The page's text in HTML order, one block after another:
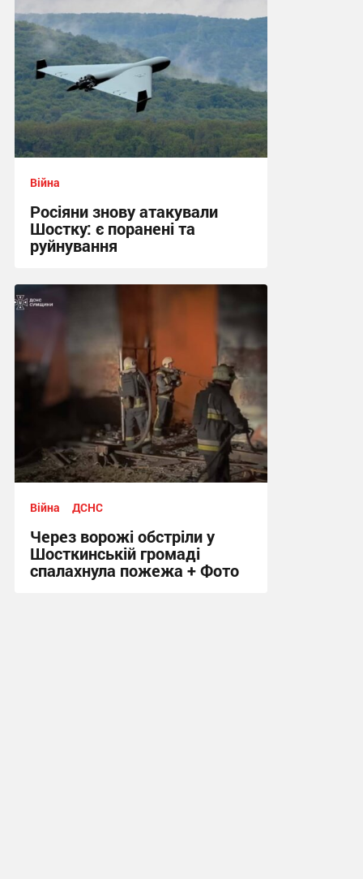
Війна
Росіяни знову атакували
Шостку: є поранені та
руйнування
20:21 вчора
Війна ДСНС
Через ворожі обстріли у
Шосткинській громаді
спалахнула пожежа + Фото